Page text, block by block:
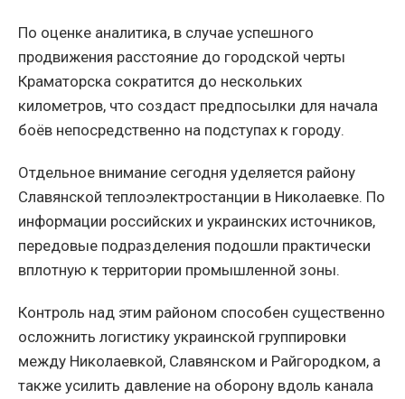
По оценке аналитика, в случае успешного
продвижения расстояние до городской черты
Краматорска сократится до нескольких
километров, что создаст предпосылки для начала
боёв непосредственно на подступах к городу.
Отдельное внимание сегодня уделяется району
Славянской теплоэлектростанции в Николаевке. По
информации российских и украинских источников,
передовые подразделения подошли практически
вплотную к территории промышленной зоны.
Контроль над этим районом способен существенно
осложнить логистику украинской группировки
между Николаевкой, Славянском и Райгородком, а
также усилить давление на оборону вдоль канала